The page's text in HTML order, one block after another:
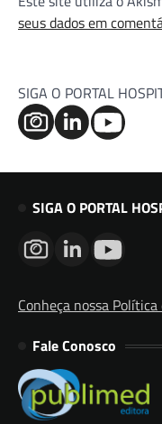
seus dados em
SIGA O PORTAL
SIGA O PORTAL
Conheça nossa
Fale Conosco